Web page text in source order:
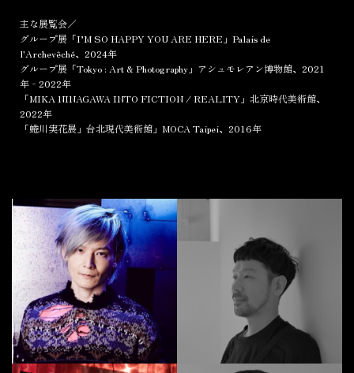
主な展覧会／
グループ展「I’M SO HAPPY YOU ARE HERE」Palais de
l'Archevêché、2024年
グループ展「Tokyo : Art & Photography」アシュモレアン博物館、2021
年‐2022年
「MIKA NINAGAWA INTO FICTION / REALITY」北京時代美術館、
2022年
「蜷川実花展」台北現代美術館」MOCA Taipei、2016年